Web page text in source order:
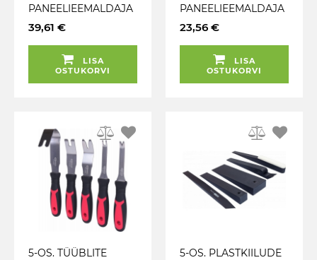
PANEELIEEMALDAJA
TE KOMPLEKT JBM
39,61 €
LISA
OSTUKORVI
PANEELIEEMALDAJA
TE KOMPLEKT KS
23,56 €
LISA
OSTUKORVI
5-OS. TÜÜBLITE
5-OS. PLASTKIILUDE